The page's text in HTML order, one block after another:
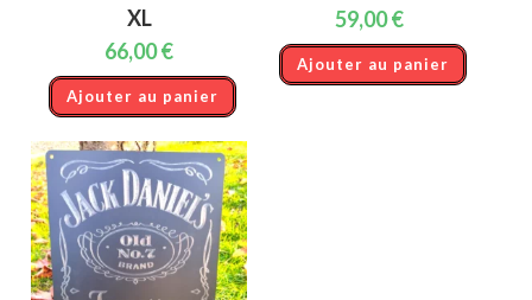
XL
66,00€
Ajouter au panier
59,00€
Ajouter au panier